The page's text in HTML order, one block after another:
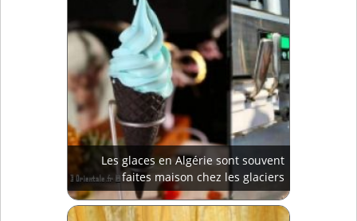
Les glaces en Algérie sont souvent
faites maison chez les glaciers